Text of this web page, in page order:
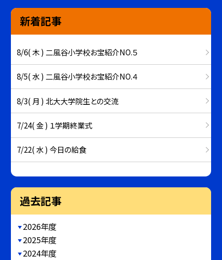
新着記事
8/6( 木 ) 二風谷小学校お宝紹介NO.５
8/5( 水 ) 二風谷小学校お宝紹介NO.４
8/3( 月 ) 北大大学院生との交流
7/24( 金 ) １学期終業式
7/22( 水 ) 今日の給食
過去記事
2026年度
2025年度
2024年度